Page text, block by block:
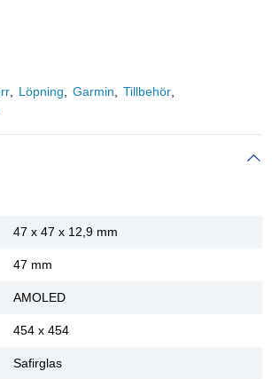
Löpning Garmin
Tillbehör
47 x 47 x 12,9 mm
47 mm
AMOLED
454 x 454
Safirglas